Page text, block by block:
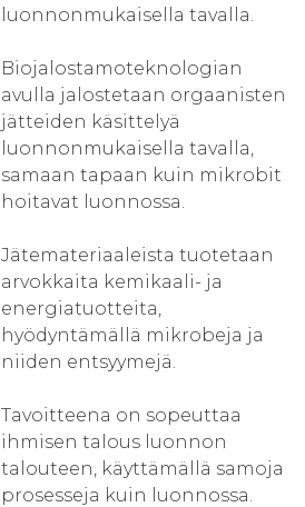
luonnonmukaisella tavalla.
Biojalostamoteknologian
avulla jalostetaan orgaanisten
jätteiden käsittelyä
luonnonmukaisella tavalla,
samaan tapaan kuin mikrobit
hoitavat luonnossa.
Jätemateriaaleista tuotetaan
arvokkaita kemikaali- ja
energiatuotteita,
hyödyntämällä mikrobeja ja
niiden entsyymejä.
Tavoitteena on sopeuttaa
ihmisen talous luonnon
talouteen, käyttämällä samoja
prosesseja kuin luonnossa.